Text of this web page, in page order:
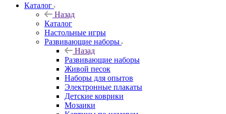
Каталог
Назад
Каталог
Настольные игры
Развивающие наборы
Назад
Развивающие наборы
Живой песок
Наборы для опытов
Электронные плакаты
Детские коврики
Мозаики